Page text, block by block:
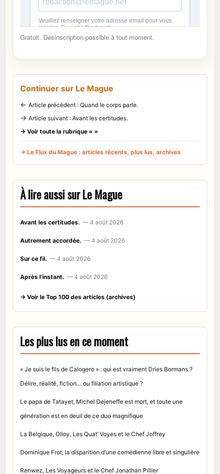
Gratuit. Désinscription possible à tout moment.
Continuer sur Le Mague
← Article précédent : Quand le corps parle.
→ Article suivant : Avant les certitudes.
→ Voir toute la rubrique « »
→ Le Flux du Mague : articles récents, plus lus, archives
À lire aussi sur Le Mague
Avant les certitudes. — 4 août 2026
Autrement accordée. — 4 août 2026
Sur ce fil. — 4 août 2026
Après l’instant. — 4 août 2026
→ Voir le Top 100 des articles (archives)
Les plus lus en ce moment
« Je suis le fils de Calogero » : qui est vraiment Dries Bormans ?
Délire, réalité, fiction… ou filiation artistique ?
Le papa de Tatayet, Michel Dejeneffe est mort, et toute une
génération est en deuil de ce duo magnifique
La Belgique, Olloy, Les Quat’ Voyes et le Chef Joffrey
Dominique Frot, la disparition d’une comédienne libre et singulière
Renwez, Les Voyageurs et le Chef Jonathan Pillier